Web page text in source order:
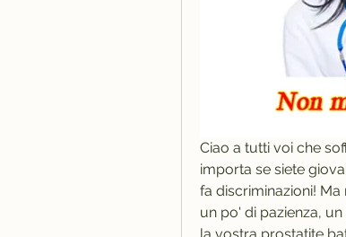
Ciao a tutti voi che
importa se siete
fa discriminazioni!
un po' di pazienza,